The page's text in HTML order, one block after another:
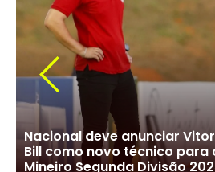
CBF desiste de Ancelotti:
salário milionário na Arábia e
impasse com Real Madrid
travam negociação